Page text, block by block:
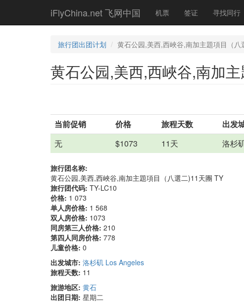
main
iFlyChina.net 飞网中国 机票 签证 寻找同行
旅行团出团计划 黄石公园,美西,西峽谷,南加主題項目（
黄石公园,美西,西峽谷,南加
当前促销 价格 旅程天数 出发
无
$1073 11天 洛杉
旅行团名称:
黄石公园,美西,西峽谷,南加主題項目（八選二)11天團 TY
旅行团代码: TY-LC10
价格: 1 073
单人房价格: 1 568
双人房价格: 1073
同房第三人价格: 210
第四人同房价格: 778
儿童价格: 0
出发城市: 洛杉矶 Los Angeles
旅程天数: 11
旅游地区: 黄石
出团日期: 星期二